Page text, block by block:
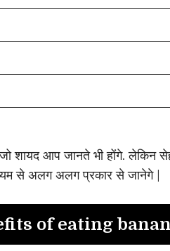
शायद आप जानते भी होंगे. लेकिन
से अलग अलग प्रकार से जानेगे |
of eating